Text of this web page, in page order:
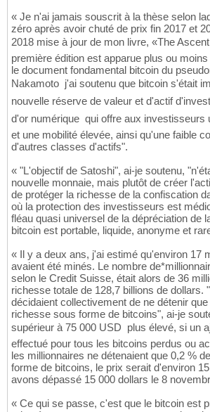
« Je n'ai jamais souscrit à la thèse selon
zéro après avoir chuté de prix fin 2017 et
2018 mise à jour de mon livre, «The Ascent
première édition est apparue plus ou
le document fondamental bitcoin du
Nakamoto  j'ai soutenu que bitcoin s'était
nouvelle réserve de valeur et d'actif
d'or numérique  qui offre aux investisseurs
et une mobilité élevée, ainsi qu'une faible
d'autres classes d'actifs".
« "L'objectif de Satoshi", ai-je soutenu,
nouvelle monnaie, mais plutôt de créer
de protéger la richesse de la confiscation
où la protection des investisseurs est
fléau quasi universel de la dépréciation de
bitcoin est portable, liquide, anonyme et
« Il y a deux ans, j'ai estimé qu'environ 17
avaient été minés. Le nombre
selon le Credit Suisse, était alors de 36
richesse totale de 128,7 billions de dollars.
décidaient collectivement de ne détenir
richesse sous forme de bitcoins", ai-je
supérieur à 75 000 USD  plus élevé, si un
effectué pour tous les bitcoins perdus ou
les millionnaires ne détenaient que 0,2 %
forme de bitcoins, le prix serait d'environ
avons dépassé 15 000 dollars le 8
« Ce qui se passe, c'est que le bitcoin est